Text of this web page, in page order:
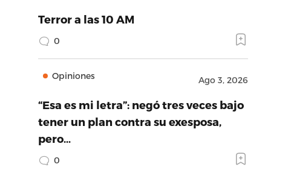
Terror a las 10 AM
0
Opiniones Ago 3, 2026
“Esa es mi letra”: negó tres veces bajo
tener un plan contra su exesposa,
pero…
0